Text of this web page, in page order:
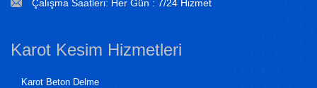
Çalışma Saatleri: Her Gün : 7/24 Hizmet
Karot Kesim Hizmetleri
Karot Beton Delme